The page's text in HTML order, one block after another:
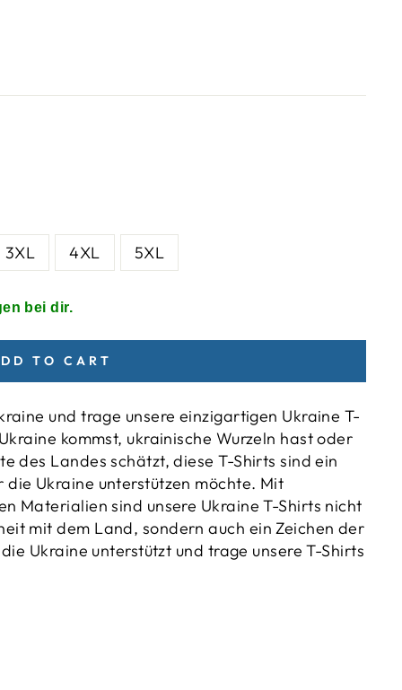
3XL 4XL 5XL
bei dir.
TO CART
und trage unsere einzigartigen Ukraine T-
kommst, ukrainische Wurzeln hast oder
des Landes schätzt, diese T-Shirts sind ein
Ukraine unterstützen möchte. Mit
Materialien sind unsere Ukraine T-Shirts nicht
mit dem Land, sondern auch ein Zeichen der
Ukraine unterstützt und trage unsere T-Shirts